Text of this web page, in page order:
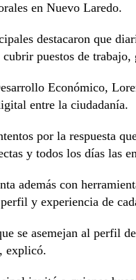
en Nuevo Laredo.
destacaron que
puestos de
Económico,
entre la ciudadanía.
por la respuesta
y todos los días las
además con
y experiencia de
se asemejan al perfil
explicó.